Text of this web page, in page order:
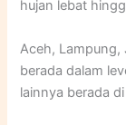
hujan lebat
Aceh, Lampung,
berada dalam
lainnya berada di